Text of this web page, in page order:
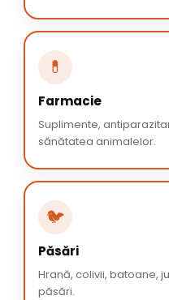
💊
Farmacie
Suplimente,
sănătatea animalelor.
🐦
Păsări
Hrană, colivii, batoane,
păsări.